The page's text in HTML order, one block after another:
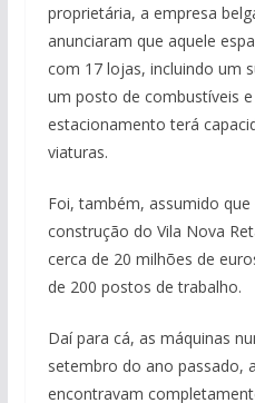
proprietária, a empresa
anunciaram que aquele
com 17 lojas, incluindo um
um posto de combustíveis
estacionamento terá
viaturas.
Foi, também, assumido
construção do Vila Nova
cerca de 20 milhões de
de 200 postos de trabalho.
Daí para cá, as máquinas
setembro do ano passado,
encontravam